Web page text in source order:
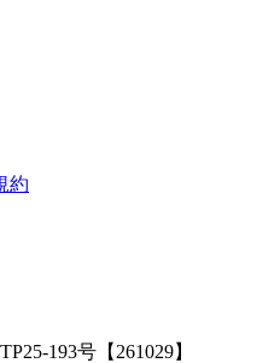
約
193号【261029】